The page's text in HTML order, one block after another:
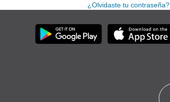
¿Olvidaste tu contraseña?